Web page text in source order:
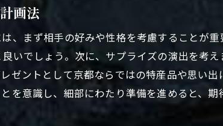
革新的なプロポーズプランとは
京都府のユニークなサプライズアイデア
驚きを提供するプロポーズ演出の工夫
京都府の自然を活かしたプロポーズ
日常を超えたサプライズプロポーズの魅力
新しいプロポーズスタイルの京都府提案
画法
、まず相手の好みや性格を考慮することが
いでしょう。次に、サプライズの演出を考
ゼントとして京都ならではの特産品や思い
を意識し、細部にわたり準備を進めると、期